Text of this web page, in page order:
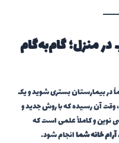
منزل؛ گام‌به‌گام
در بیمارستان بستری شوید و یک
وقت آن رسیده که با روش جدید و
نوین و کاملاً علمی است که
خانه شماانجام شود.